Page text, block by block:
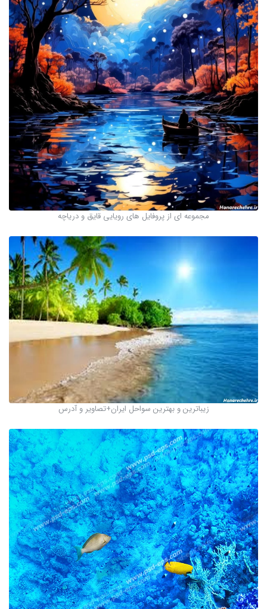
مجموعه ای از پروفایل های رویایی قایق و دریاچه
زیباترین و بهترین سواحل ایران+تصاویر و آدرس